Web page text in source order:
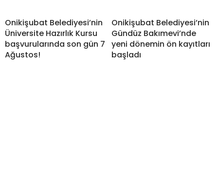
Onikişubat Belediyesi’nin
Üniversite Hazırlık Kursu
başvurularında son gün 7
Ağustos!
Onikişubat Belediyesi’nin
Gündüz Bakımevi’nde
yeni dönemin ön kayıtları
başladı